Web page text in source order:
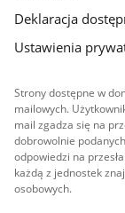
Deklaracja
Ustawienia
Strony dostępne w
mailowych.
mail zgadza się na
dobrowolnie
odpowiedzi na
każdą z jednostek
osobowych.